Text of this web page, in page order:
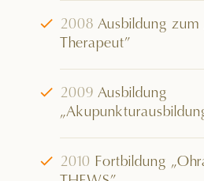
√ 2008 Ausbildung zum
Therapeut”
√ 2009 Ausbildung
√ 2010 Fortbildung